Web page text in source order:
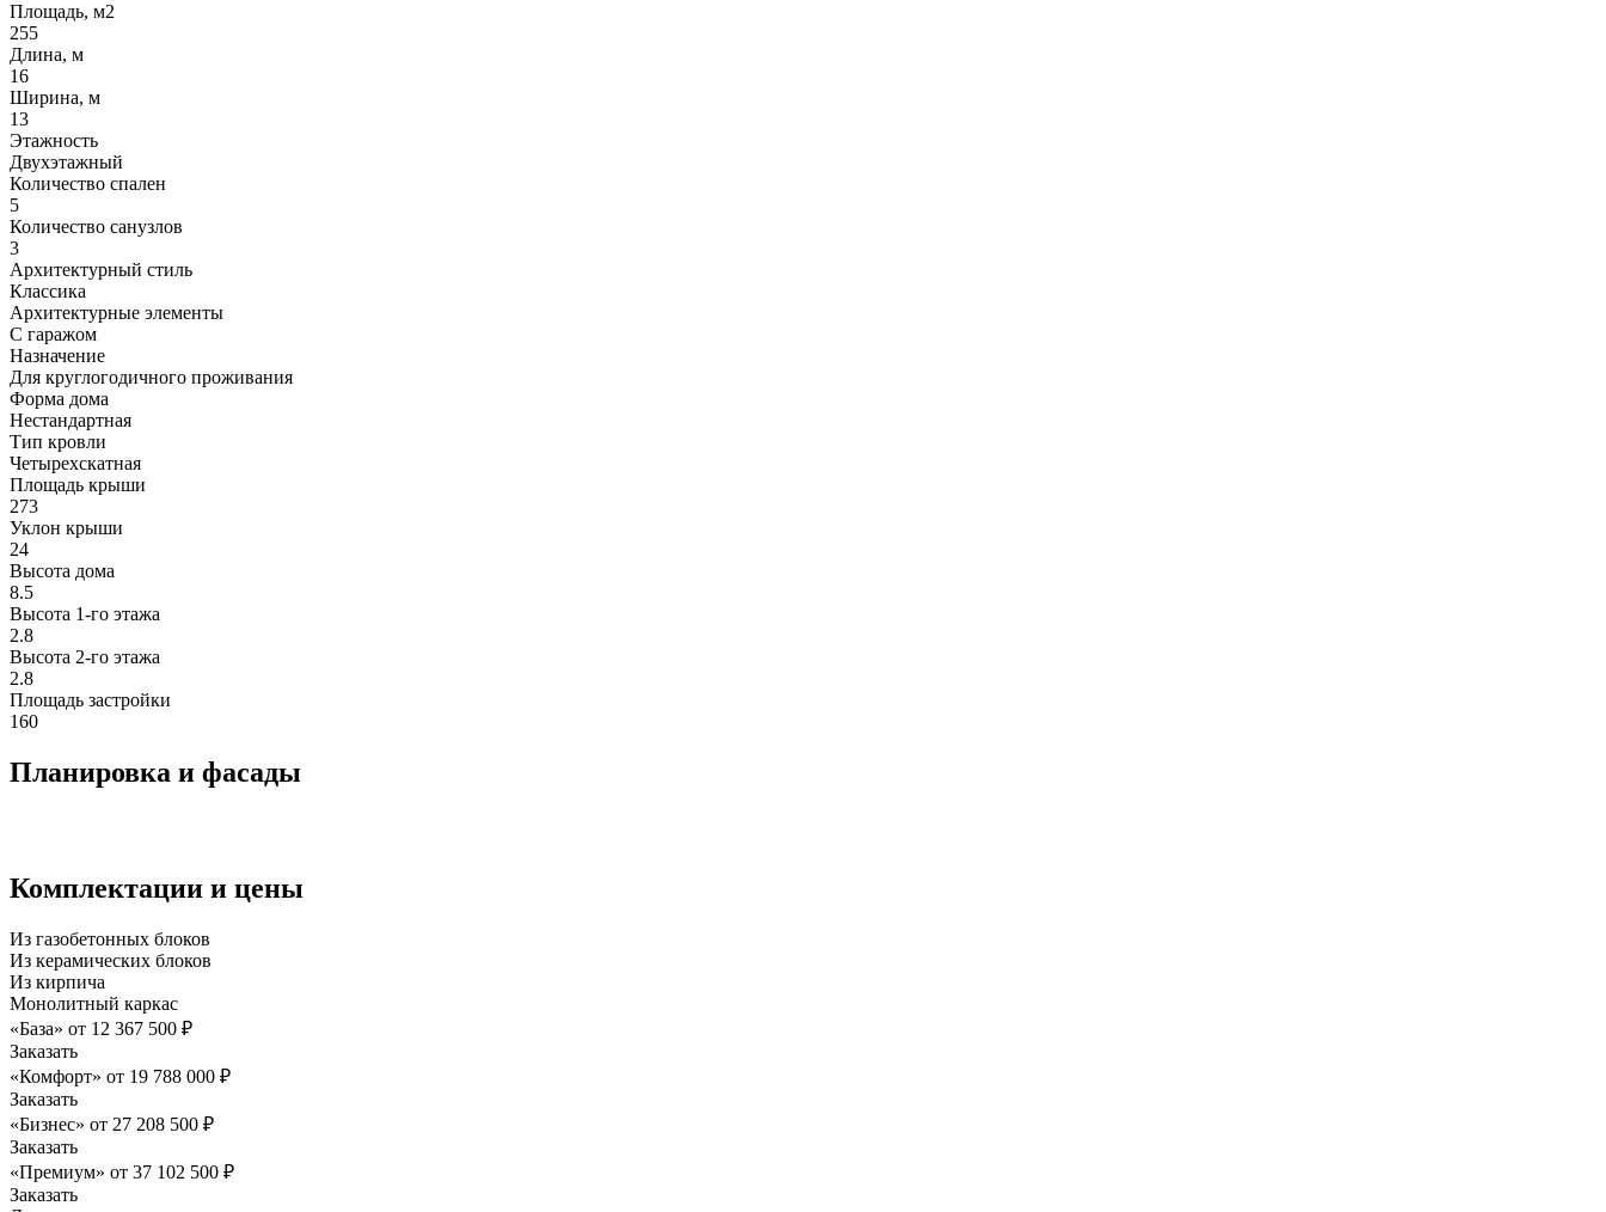
Площадь, м2
255
Длина, м
16
Ширина, м
13
Этажность
Двухэтажный
Количество спален
5
Количество санузлов
3
Архитектурный стиль
Классика
Архитектурные элементы
С гаражом
Назначение
Для круглогодичного проживания
Форма дома
Нестандартная
Тип кровли
Четырехскатная
Площадь крыши
273
Уклон крыши
24
Высота дома
8.5
Высота 1-го этажа
2.8
Высота 2-го этажa
2.8
Площадь застройки
160
Планировка и фасады
Комплектации и цены
Из газобетонных блоков
Из керамических блоков
Из кирпича
Монолитный каркас
«База» от 12 367 500 ₽
Заказать
«Комфорт» от 19 788 000 ₽
Заказать
«Бизнес» от 27 208 500 ₽
Заказать
«Премиум» от 37 102 500 ₽
Заказать